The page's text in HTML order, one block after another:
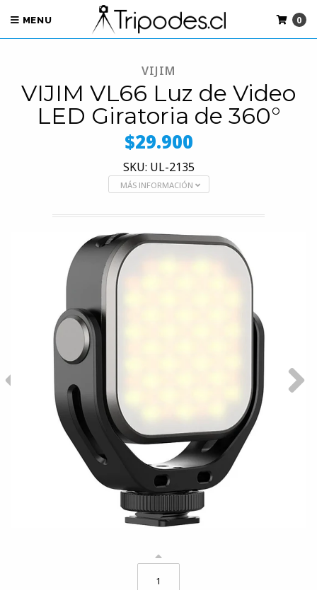
MENU 0
VIJIM
VIJIM VL66 Luz de Video
LED Giratoria de 360°
$29.900
SKU: UL-2135
MÁS INFORMACIÓN